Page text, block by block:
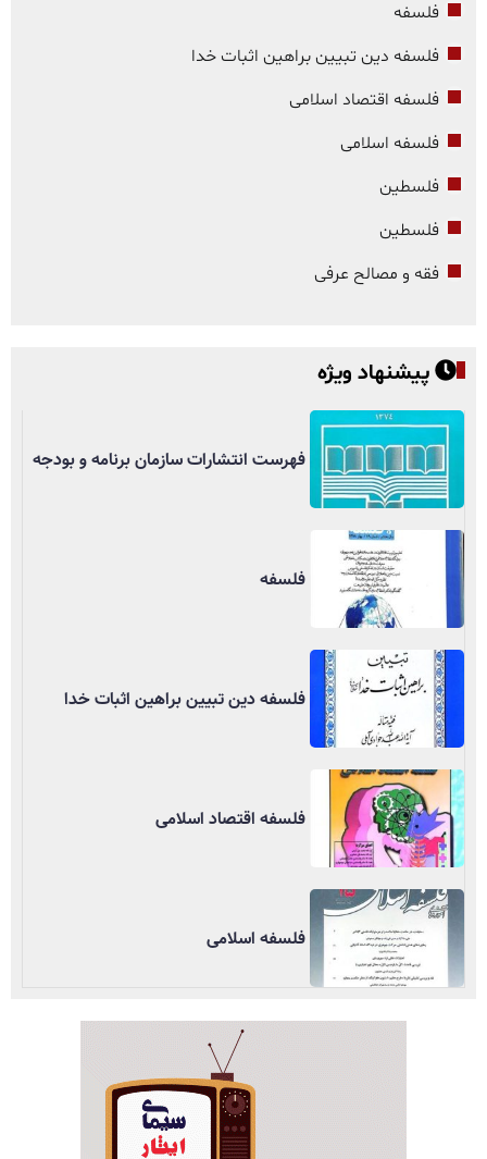
فلسفه
فلسفه دین تبیین براهین اثبات خدا
فلسفه اقتصاد اسلامی
فلسفه اسلامی
فلسطین
فلسطین
فقه و مصالح عرفی
پیشنهاد ویژه
فهرست انتشارات سازمان برنامه و بودجه
فلسفه
فلسفه دین تبیین براهین اثبات خدا
فلسفه اقتصاد اسلامی
فلسفه اسلامی